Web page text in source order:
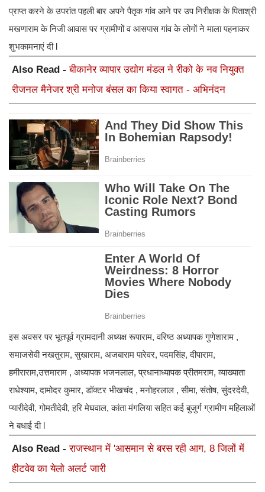
प्राप्त करने के उपरांत पहली बार अपने पैतृक गांव आने पर उप निरीक्षक के पिताश्री
मखणाराम के निजी आवास पर ग्रामीणों व आसपास गांव के लोगों ने माला पहनाकर
शुभकामनाएं दी l
Also Read -बीकानेर व्यापार उद्योग मंडल ने रीको के नव नियुक्त
रीजनल मैनेजर श्री मनोज बंसल का किया स्वागत - अभिनंदन
इस अवसर पर भूतपूर्व ग्रामदानी अध्यक्ष रूपाराम, वरिष्ठ अध्यापक गुणेशाराम ,
समाजसेवी नखतुराम, सुखाराम, अजबाराम पारेवर, पदमसिंह, दीपाराम,
हमीराराम,उत्तमाराम , अध्यापक भजनलाल, प्रधानाध्यापक प्रीतमराम, व्याख्याता
राधेश्याम, दामोदर कुमार, डॉक्टर भीखचंद , मनोहरलाल , सीमा, संतोष, सुंदरदेवी,
प्यारीदेवी, गोमतीदेवी, हरि मेघवाल, कांता मंगलिया सहित कई बुजुर्ग ग्रामीण महिलाओं
ने बधाई दी l
Also Read -राजस्थान में 'आसमान से बरस रही आग, 8 जिलों में
हीटवेव का येलो अलर्ट जारी